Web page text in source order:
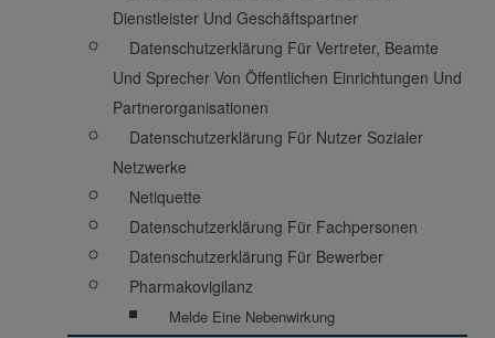
Dienstleister Und Geschäftspartner
Datenschutzerklärung Für Vertreter, Beamte
Und Sprecher Von Öffentlichen Einrichtungen Und
Partnerorganisationen
Datenschutzerklärung Für Nutzer Sozialer
Netzwerke
Netiquette
Datenschutzerklärung Für Fachpersonen
Datenschutzerklärung Für Bewerber
Pharmakovigilanz
Melde Eine Nebenwirkung